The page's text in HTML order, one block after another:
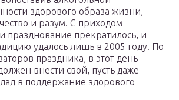
здорового образа жизни,
и разум. С приходом
празднование прекратилось, и
удалось лишь в 2005 году. По
праздника, в этот день
внести свой, пусть даже
в поддержание здорового